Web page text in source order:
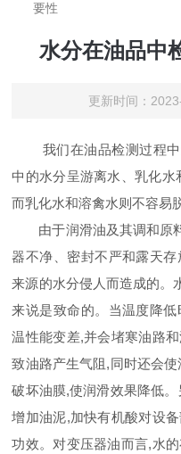
要性
水分在油品中
更新时间：
我们在油品检测过程
中的水分呈游离水、乳化
而乳化水和溶禽水则不容易
由于润滑油及其调和原
器不净、密封不严和露天
来源的水分侵人而造成的。
来说是致命的。当温度降
温性能变差,并会堵寒油路
致油路产生气阻,同时还会
破坏油膜,使润滑效果降低
增加油泥,加快有机酸对设
功效。对变压器油而言,水